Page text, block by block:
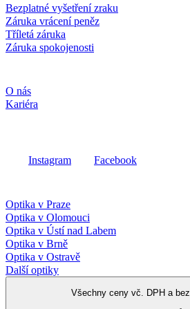
Bezplatné vyšetření zraku
Záruka vrácení peněz
Tříletá záruka
Záruka spokojenosti
O nás
Kariéra
Instagram Facebook
Optika v Praze
Optika v Olomouci
Optika v Ústí nad Labem
Optika v Brně
Optika v Ostravě
Další optiky
Všechny ceny vč. DPH a bez